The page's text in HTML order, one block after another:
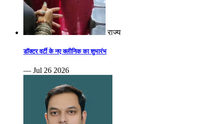
राज्य
डॉक्टर वर्टी के नए क्लीनिक का शुभारंभ
— Jul 26 2026